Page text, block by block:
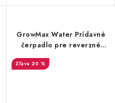
GrowMax Water Prídavné
čerpadlo pre reverzné
osmózu (sada)
20 %